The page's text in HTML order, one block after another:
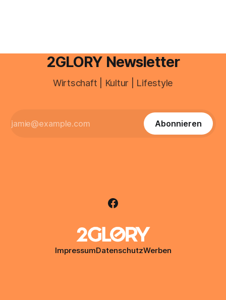
2GLORY Newsletter
Wirtschaft | Kultur | Lifestyle
Abonnieren
ImpressumDatenschutzWerben